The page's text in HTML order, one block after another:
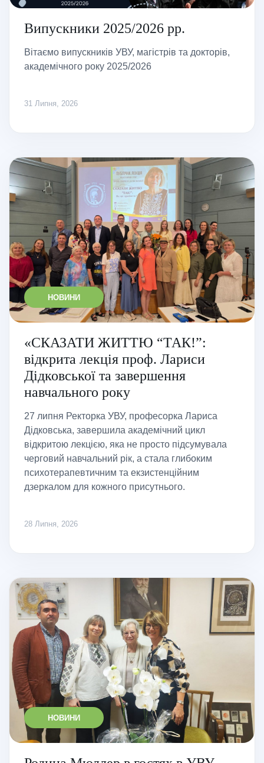
Випускники 2025/2026 рр.
Вітаємо випускників УВУ, магістрів та докторів,
академічного року 2025/2026
31 Липня, 2026
НОВИНИ
«СКАЗАТИ ЖИТТЮ “ТАК!”:
відкрита лекція проф. Лариси
Дідковської та завершення
навчального року
27 липня Ректорка УВУ, професорка Лариса
Дідковська, завершила академічний цикл
відкритою лекцією, яка не просто підсумувала
черговий навчальний рік, а стала глибоким
психотерапевтичним та екзистенційним
дзеркалом для кожного присутнього.
28 Липня, 2026
НОВИНИ